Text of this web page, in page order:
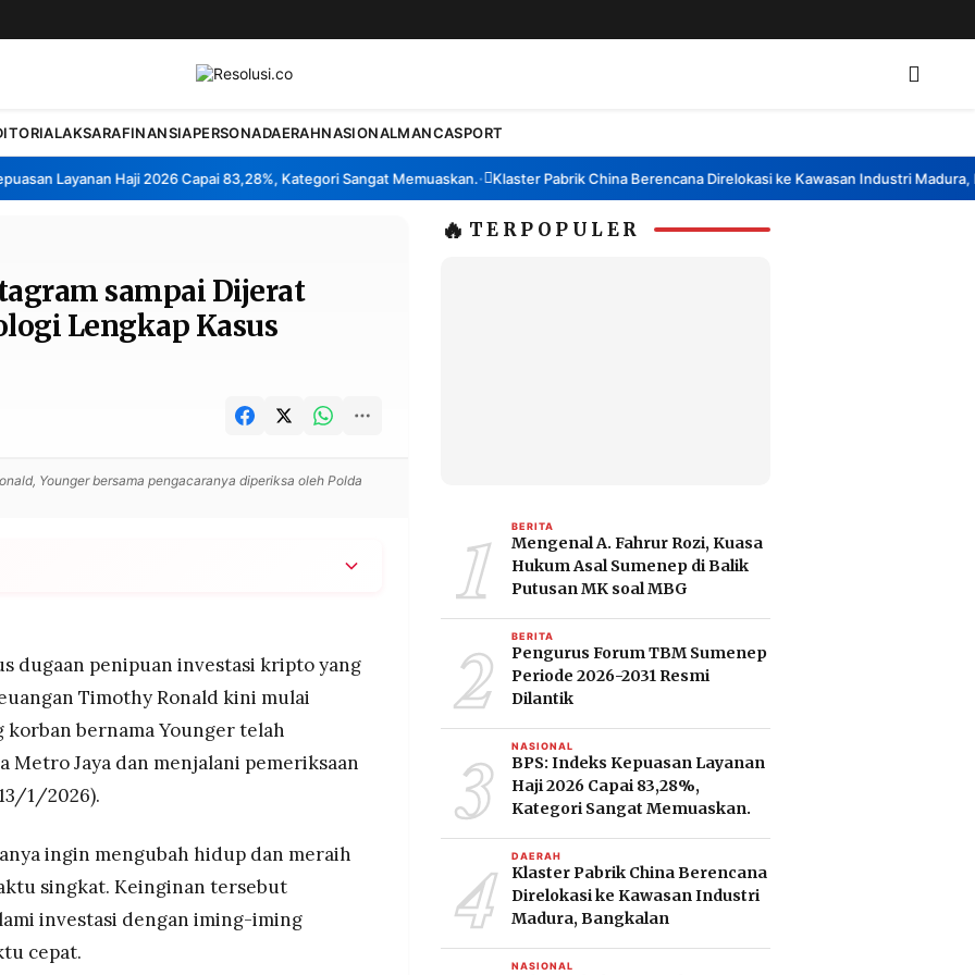
AKSARAFINANSIAPERSONADAERAHNASIONALMANCASPORT
Layanan Haji 2026 Capai 83,28%, Kategori Sangat Memuaskan.• Klaster Pabrik China Berencana Direlokasi ke Kawasan Industri Madura,
sampai Dijerat
Lengkap Kasus
Younger bersama pengacaranya diperiksa oleh Polda
profit 300-500% dari trading koin Manta pada
90% rugikan korban hingga Rp3 miliar per
kerugian diperkirakan Rp200 miliar
dari pelapor berinisial Y pada 9 Januari 2026,
dengan dugaan pasal penipuan UU ITE dan
dugaan penipuan investasi kripto yang
Timothy Ronald kini mulai
bernama Younger telah
Metro Jaya dan menjalani pemeriksaan
1/2026).
ingin mengubah hidup dan meraih
singkat. Keinginan tersebut
investasi dengan iming-iming
cepat.
🔥 TERPOPULER
1 BERITA
Mengenal A. Fahrur Rozi, Kuasa
Hukum Asal Sumenep di Balik
Putusan MK soal MBG
2 BERITA
Pengurus Forum TBM Sumenep
Periode 2026-2031 Resmi
Dilantik
3 NASIONAL
BPS: Indeks Kepuasan Layanan
Haji 2026 Capai 83,28%,
Kategori Sangat Memuaskan.
4 DAERAH
Klaster Pabrik China Berencana
Direlokasi ke Kawasan Industri
Madura, Bangkalan
NASIONAL